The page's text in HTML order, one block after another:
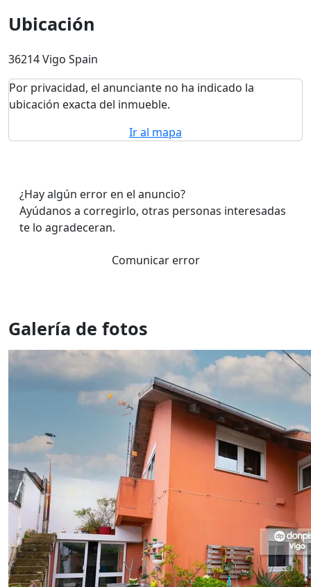
Ubicación
36214 Vigo Spain
Por privacidad, el anunciante no ha indicado la
ubicación exacta del inmueble.
Ir al mapa
¿Hay algún error en el anuncio?
Ayúdanos a corregirlo, otras personas interesadas
te lo agradeceran.
Comunicar error
Galería de fotos